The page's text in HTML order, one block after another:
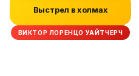
Выстрел в холмах
ВИКТОР ЛОРЕНЦО УАЙТЧЕРЧ